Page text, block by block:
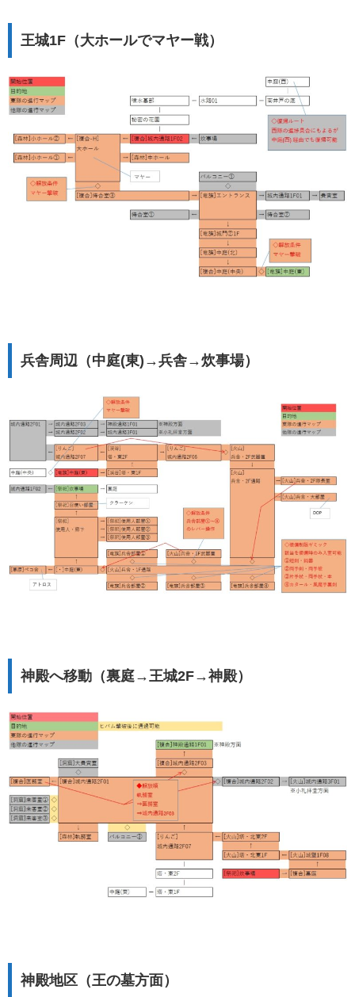
王城1F（大ホールでマヤー戦）
兵舎周辺（中庭(東)→兵舎→炊事場）
神殿へ移動（裏庭→王城2F→神殿）
神殿地区（王の墓方面）